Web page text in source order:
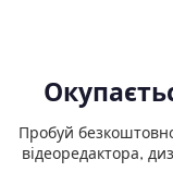
Пробуй
відеоредактора,